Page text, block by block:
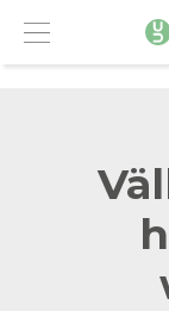
Menu
KONTAKT